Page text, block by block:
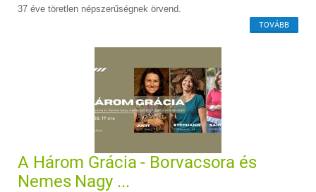
37 éve töretlen népszerűségnek örvend.
TOVÁBB
A Három Grácia - Borvacsora és
Nemes Nagy ...